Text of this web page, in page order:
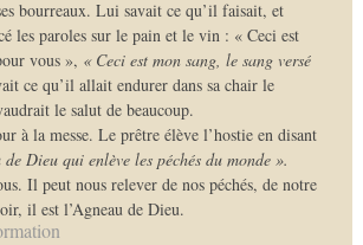
bourreaux. Lui savait ce qu’il faisait, et
les paroles sur le pain et le vin : « Ceci est
vous », « Ceci est mon sang, le sang versé
ce qu’il allait endurer dans sa chair le
le salut de beaucoup.
à la messe. Le prêtre élève l’hostie en disant
Dieu qui enlève les péchés du monde ».
Il peut nous relever de nos péchés, de notre
il est l’Agneau de Dieu.